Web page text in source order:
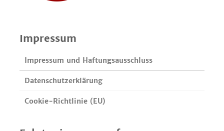
Impressum
Impressum und Haftungsausschluss
Datenschutzerklärung
Cookie-Richtlinie (EU)